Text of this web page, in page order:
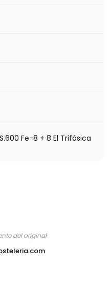
Fe-8 + 8 El Trifásica
del original